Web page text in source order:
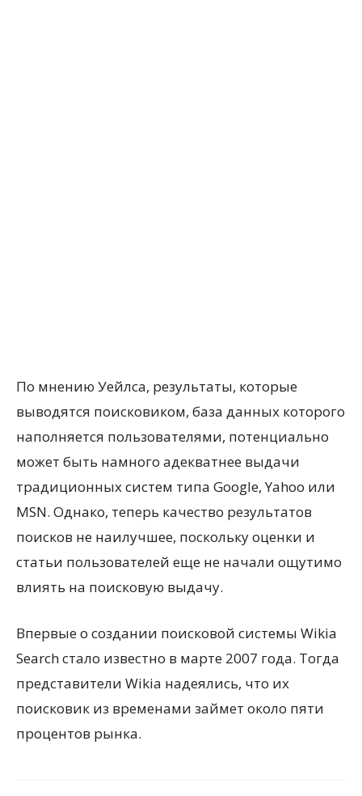
По мнению Уейлса, результаты, которые
выводятся поисковиком, база данных которого
наполняется пользователями, потенциально
может быть намного адекватнее выдачи
традиционных систем типа Google, Yahoo или
MSN. Однако, теперь качество результатов
поисков не наилучшее, поскольку оценки и
статьи пользователей еще не начали ощутимо
влиять на поисковую выдачу.
Впервые о создании поисковой системы Wikia
Search стало известно в марте 2007 года. Тогда
представители Wikia надеялись, что их
поисковик из временами займет около пяти
процентов рынка.